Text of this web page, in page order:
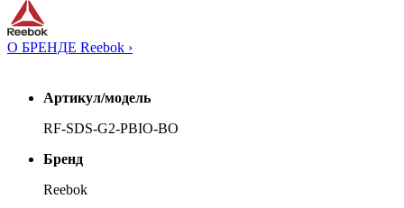
О БРЕНДЕ Reebok ›
Артикул/модель
RF-SDS-G2-PBIO-BO
Бренд
Reebok